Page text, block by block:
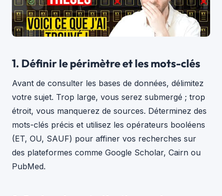
1. Définir le périmètre et les mots-clés
Avant de consulter les bases de données, délimitez
votre sujet. Trop large, vous serez submergé ; trop
étroit, vous manquerez de sources. Déterminez des
mots-clés précis et utilisez les opérateurs booléens
(ET, OU, SAUF) pour affiner vos recherches sur
des plateformes comme Google Scholar, Cairn ou
PubMed.